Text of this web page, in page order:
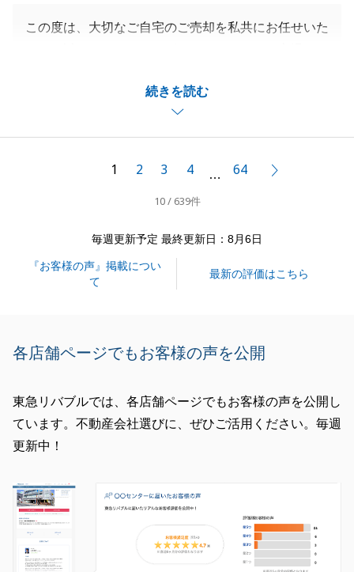
続きを読む
この度は、大切なご自宅のご売却を私共にお任せいた
びを感じております。
初めての不動産売却には、言葉にできないほど多くの
不安が伴うものです。だからこそ私は、「お客様を一
電話）を欠かさず行い、どんな些細な疑問やご要望に
も耳を傾けることを何より大切にしております。
私にとって最高の報酬です。お客様が勇気を持ってご
相談くださった「ちょっとした質問」の一つひとつ
が、最終的なご納得と安心に繋がったのであれば幸い
ンパートナーとして末永いお付き合いをさせていただ
いましたら、いつでもお気軽にお声がけください。
新しい生活が、より素晴らしいものになりますよう心
よりお祈り申し上げます。東急リバブル株式会社_溝
閉じる
1 2 3 4 … 64
10 / 639件
毎週更新予定 最終更新日：8月6日
『お客様の声』掲載につい
て
最新の評価はこちら
各店舗ページでもお客様の声を公開
東急リバブルでは、各店舗ページでもお客様の声を公開し
ています。不動産会社選びに、ぜひご活用ください。毎週
更新中！